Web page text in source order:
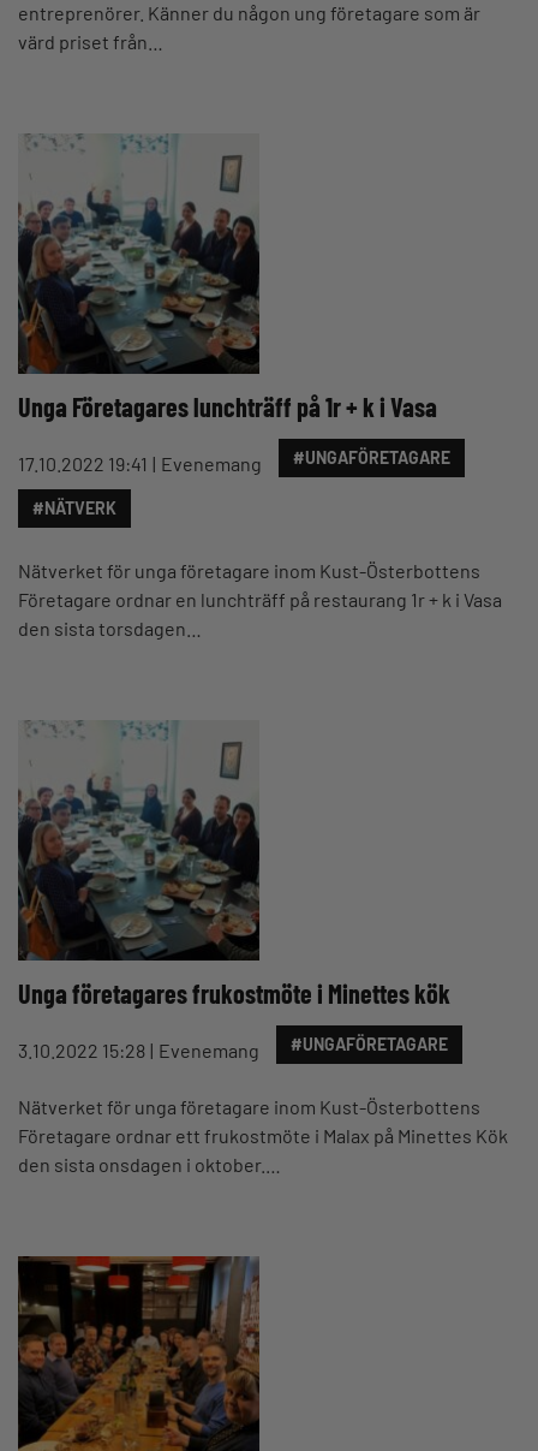
entreprenörer. Känner du någon ung företagare som är
värd priset från…
Unga Företagares lunchträff på 1r + k i Vasa
17.10.2022 19:41 Evenemang #UNGAFÖRETAGARE
#NÄTVERK
Nätverket för unga företagare inom Kust-Österbottens
Företagare ordnar en lunchträff på restaurang 1r + k i Vasa
den sista torsdagen…
Unga företagares frukostmöte i Minettes kök
3.10.2022 15:28 Evenemang #UNGAFÖRETAGARE
Nätverket för unga företagare inom Kust-Österbottens
Företagare ordnar ett frukostmöte i Malax på Minettes Kök
den sista onsdagen i oktober.…